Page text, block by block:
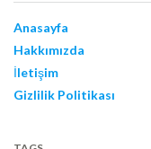
Anasayfa
Hakkımızda
İletişim
Gizlilik Politikası